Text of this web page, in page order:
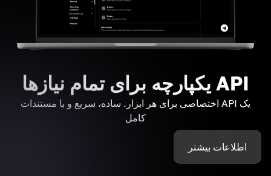
API یکپارچه برای تمام نیازها
یک API اختصاصی برای هر ابزار. ساده، سریع و با مستندات
کامل
اطلاعات بیشتر